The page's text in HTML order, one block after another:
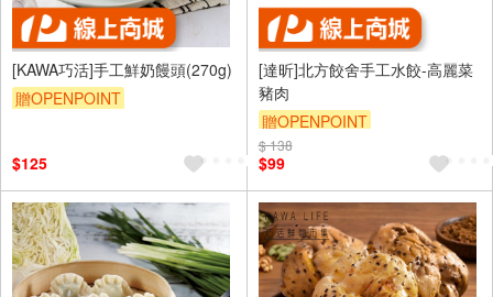
[KAWA巧活]手工鮮奶饅頭(270g)
贈OPENPOINT
$125
[達昕]北方餃舍手工水餃-高麗菜
豬肉
贈OPENPOINT
$ 138
$99